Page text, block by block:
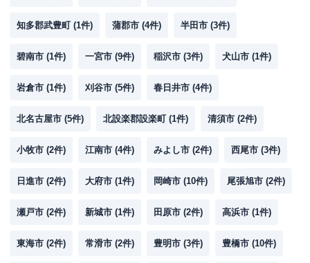
知多郡武豊町 (1件) 蒲郡市 (4件) 半田市 (3件)
碧南市 (1件) 一宮市 (9件) 稲沢市 (3件) 犬山市 (1件)
岩倉市 (1件) 刈谷市 (5件) 春日井市 (4件)
北名古屋市 (5件) 北設楽郡設楽町 (1件) 清須市 (2件)
小牧市 (2件) 江南市 (4件) みよし市 (2件) 西尾市 (3件)
日進市 (2件) 大府市 (1件) 岡崎市 (10件) 尾張旭市 (2件)
瀬戸市 (2件) 新城市 (1件) 田原市 (2件) 高浜市 (1件)
東海市 (2件) 常滑市 (2件) 豊明市 (3件) 豊橋市 (10件)